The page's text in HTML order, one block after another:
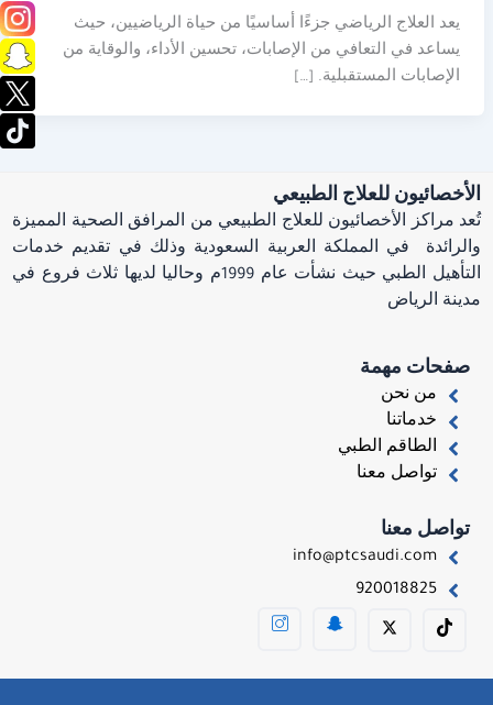
يعد العلاج الرياضي جزءًا أساسيًا من حياة الرياضيين، حيث
يساعد في التعافي من الإصابات، تحسين الأداء، والوقاية من
الإصابات المستقبلية. […]
الأخصائيون للعلاج الطبيعي
تُعد مراكز الأخصائيون للعلاج الطبيعي من المرافق الصحية المميزة
والرائدة في المملكة العربية السعودية وذلك في تقديم خدمات
التأهيل الطبي حيث نشأت عام 1999م وحاليا لديها ثلاث فروع في
مدينة الرياض
صفحات مهمة
من نحن
خدماتنا
الطاقم الطبي
تواصل معنا
تواصل معنا
info@ptcsaudi.com
920018825